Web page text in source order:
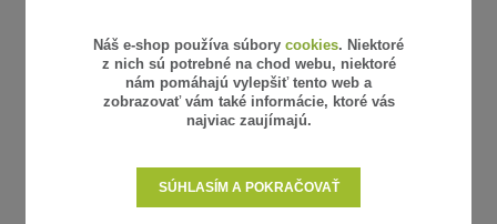
Náš e-shop používa súbory cookies. Niektoré
z nich sú potrebné na chod webu, niektoré
nám pomáhajú vylepšiť tento web a
zobrazovať vám také informácie, ktoré vás
najviac zaujímajú.
SÚHLASÍM A POKRAČOVAŤ